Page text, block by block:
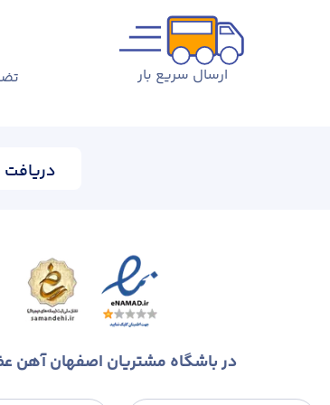
ارسال سریع بار
دریافت
در باشگاه مشتریان اصفهان آهن